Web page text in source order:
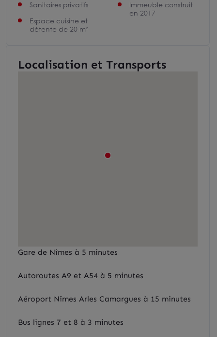
Sanitaires privatifs
Espace cuisine et
détente de 20 m²
Immeuble construit
en 2017
Localisation et Transports
Gare de Nîmes à 5 minutes
Autoroutes A9 et A54 à 5 minutes
Aéroport Nîmes Arles Camargues à 15 minutes
Bus lignes 7 et 8 à 3 minutes